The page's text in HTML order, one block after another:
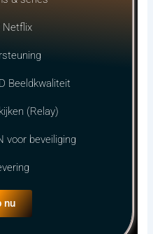
Netflix
Beeldkwaliteit
(Relay)
voor beveiliging
nu